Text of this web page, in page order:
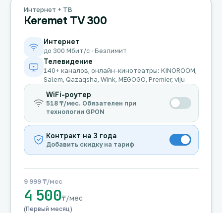
Интернет + ТВ
Keremet TV 300
Интернет
до 300 Мбит/с · Безлимит
Телевидение
140+ каналов, онлайн-кинотеатры: KINOROOM,
Salem, Qazaqsha, Wink, MEGOGO, Premier, viju
WiFi-роутер
518 ₸/мес. Обязателен при
технологии GPON
Контракт на 3 года
Добавить скидку на тариф
9 999 ₸/мес
4 500₸/мес
(Первый месяц)